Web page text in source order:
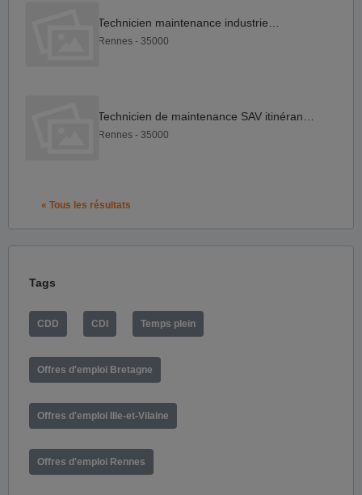
Rennes - 35000
Rennes - 35000
« Tous les résultats
Tags
CDD CDI Temps plein
Offres d'emploi Bretagne
Offres d'emploi Ille-et-Vilaine
Offres d'emploi Rennes